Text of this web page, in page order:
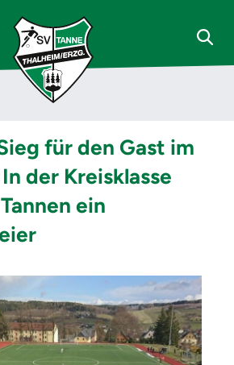
für den Gast im
der Kreisklasse
ein